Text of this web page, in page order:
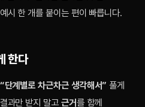
시 한 개를 붙이는 편이 빠릅니다.
한다
“단계별로 차근차근 생각해서” 풀게
과만 받지 말고 근거를 함께